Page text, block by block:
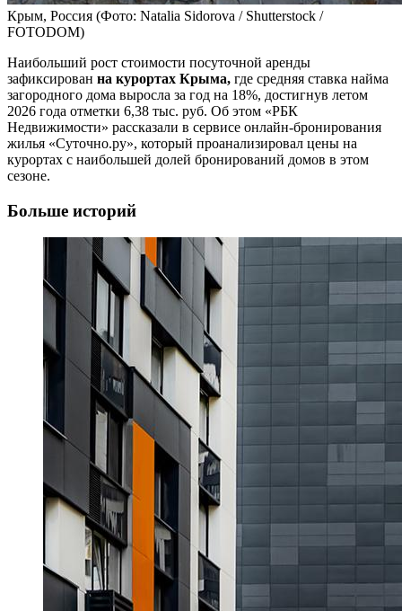
Крым, Россия (Фото: Natalia Sidorova / Shutterstock /
FOTODOM)
Наибольший рост стоимости посуточной аренды
зафиксирован на курортах Крыма, где средняя ставка найма
загородного дома выросла за год на 18%, достигнув летом
2026 года отметки 6,38 тыс. руб. Об этом «РБК
Недвижимости» рассказали в сервисе онлайн-бронирования
жилья «Суточно.ру», который проанализировал цены на
курортах с наибольшей долей бронирований домов в этом
сезоне.
Больше историй